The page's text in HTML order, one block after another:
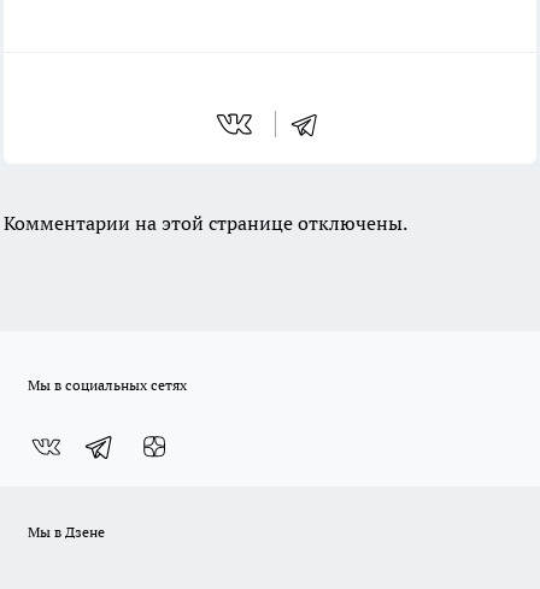
Комментарии на этой странице отключены.
Мы в социальных сетях
Мы в Дзене